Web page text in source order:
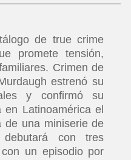
de true crime
promete tensión,
Crimen de
estrenó su
y confirmó su
en Latinoamérica el
de una miniserie de
con tres
un episodio por